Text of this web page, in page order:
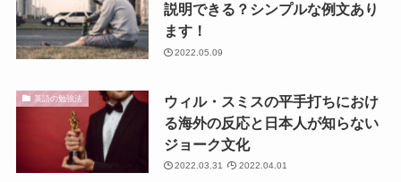
説明できる？シンプルな例文あり
ます！
2022.05.09
英語の勉強法
ウィル・スミスの平手打ちにおけ
る海外の反応と日本人が知らない
ジョーク文化
2022.03.31 2022.04.01